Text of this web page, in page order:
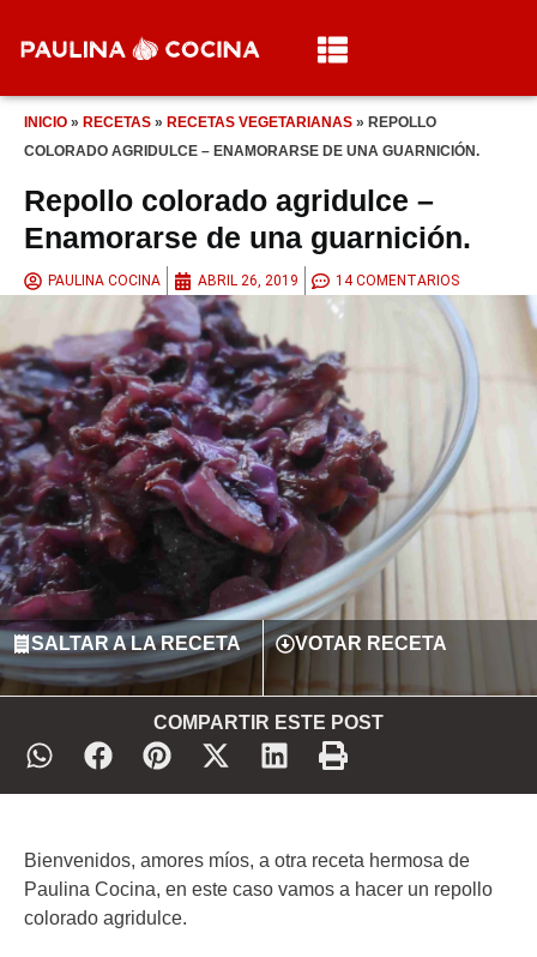
INICIO » RECETAS » RECETAS VEGETARIANAS » REPOLLO
COLORADO AGRIDULCE – ENAMORARSE DE UNA GUARNICIÓN.
Repollo colorado agridulce –
Enamorarse de una guarnición.
PAULINA COCINA ABRIL 26, 2019 14 COMENTARIOS
SALTAR A LA RECETA VOTAR RECETA
COMPARTIR ESTE POST
Bienvenidos, amores míos, a otra receta hermosa de
Paulina Cocina, en este caso vamos a hacer un repollo
colorado agridulce.